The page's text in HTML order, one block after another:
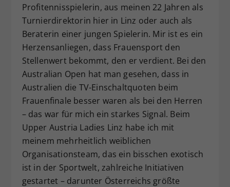
Profitennisspielerin, aus meinen 22 Jahren als
Turnierdirektorin hier in Linz oder auch als
Beraterin einer jungen Spielerin. Mir ist es ein
Herzensanliegen, dass Frauensport den
Stellenwert bekommt, den er verdient. Bei den
Australian Open hat man gesehen, dass in
Australien die TV-Einschaltquoten beim
Frauenfinale besser waren als bei den Herren
– das war für mich ein starkes Signal. Beim
Upper Austria Ladies Linz habe ich mit
meinem mehrheitlich weiblichen
Organisationsteam, das ein bisschen exotisch
ist in der Sportwelt, zahlreiche Initiativen
gestartet – darunter Österreichs größte